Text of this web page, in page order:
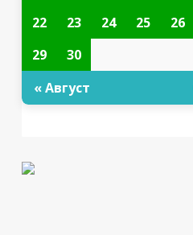
22
23 24 25 26
29
30
« Август